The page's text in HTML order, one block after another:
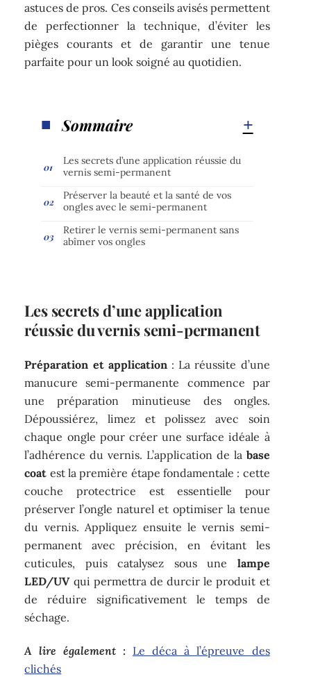
astuces de pros. Ces conseils avisés permettent
de perfectionner la technique, d’éviter les
pièges courants et de garantir une tenue
parfaite pour un look soigné au quotidien.
Sommaire
Les secrets d’une application réussie du
vernis semi-permanent
Préserver la beauté et la santé de vos
ongles avec le semi-permanent
Retirer le vernis semi-permanent sans
abîmer vos ongles
Les secrets d’une application
réussie du vernis semi-permanent
Préparation et application: La réussite d’une
manucure semi-permanente commence par
une préparation minutieuse des ongles.
Dépoussiérez, limez et polissez avec soin
chaque ongle pour créer une surface idéale à
l’adhérence du vernis. L’application de la base
coat est la première étape fondamentale : cette
couche protectrice est essentielle pour
préserver l’ongle naturel et optimiser la tenue
du vernis. Appliquez ensuite le vernis semi-
permanent avec précision, en évitant les
cuticules, puis catalysez sous une lampe
LED/UVqui permettra de durcir le produit et
de réduire significativement le temps de
séchage.
A lire également : Le déca à l’épreuve des
clichés